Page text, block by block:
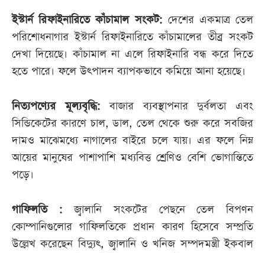
ইস্টার্ন রিফাইনারিতে কাঁচামাল সংকট: দেশের একমাত্র তেল
পরিশোধনাগার ইস্টার্ন রিফাইনারিতে কাঁচামালের তীব্র সংকট
দেখা দিয়েছে। কাঁচামাল না এলে রিফাইনারি বন্ধ করে দিতে
হতে পারে। ফলে উৎপাদন ব্যাপকভাবে কমিয়ে আনা হয়েছে।
নিত্যপণ্যের মূল্যবৃদ্ধি: বাজার ব্যবস্থাপনার দুর্বলতা এবং
সিন্ডিকেটের কারণে চাল, ডাল, তেল থেকে শুরু করে সবজির
দামও মাঝেমধ্যে নাগালের বাইরে চলে যায়। এর ফলে নিম্ন
আয়ের মানুষের পাশাপাশি মধ্যবিত্ত শ্রেণিও বেশি ভোগান্তিতে
পড়ে।
গাফিলতি :জ্বালানি সংকটের পেছনে তেল বিপণন
কোম্পানিগুলোর গাফিলতিকে প্রধান কারণ হিসেবে সম্প্রতি
উল্লেখ করেছেন বিদ্যুৎ, জ্বালানি ও খনিজ সম্পদমন্ত্রী ইকবাল